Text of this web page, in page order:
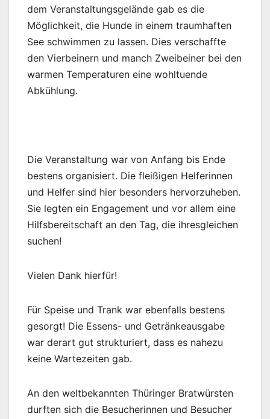
dem Veranstaltungsgelände gab es die
Möglichkeit, die Hunde in einem traumhaften
See schwimmen zu lassen. Dies verschaffte
den Vierbeinern und manch Zweibeiner bei den
warmen Temperaturen eine wohltuende
Abkühlung.
Die Veranstaltung war von Anfang bis Ende
bestens organisiert. Die fleißigen Helferinnen
und Helfer sind hier besonders hervorzuheben.
Sie legten ein Engagement und vor allem eine
Hilfsbereitschaft an den Tag, die ihresgleichen
suchen!
Vielen Dank hierfür!
Für Speise und Trank war ebenfalls bestens
gesorgt! Die Essens- und Getränkeausgabe
war derart gut strukturiert, dass es nahezu
keine Wartezeiten gab.
An den weltbekannten Thüringer Bratwürsten
durften sich die Besucherinnen und Besucher